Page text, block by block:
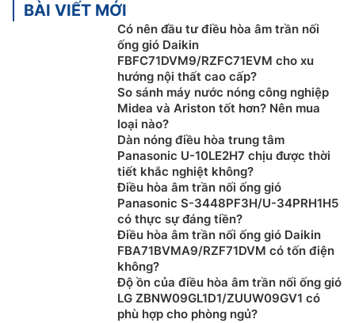
BÀI VIẾT MỚI
Có nên đầu tư điều hòa âm trần nối
ống gió Daikin
FBFC71DVM9/RZFC71EVM cho xu
hướng nội thất cao cấp?
So sánh máy nước nóng công nghiệp
Midea và Ariston tốt hơn? Nên mua
loại nào?
Dàn nóng điều hòa trung tâm
Panasonic U-10LE2H7 chịu được thời
tiết khắc nghiệt không?
Điều hòa âm trần nối ống gió
Panasonic S-3448PF3H/U-34PRH1H5
có thực sự đáng tiền?
Điều hòa âm trần nối ống gió Daikin
FBA71BVMA9/RZF71DVM có tốn điện
không?
Độ ồn của điều hòa âm trần nối ống gió
LG ZBNW09GL1D1/ZUUW09GV1 có
phù hợp cho phòng ngủ?